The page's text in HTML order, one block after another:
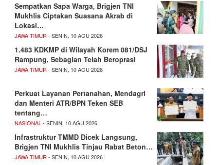
Sempatkan Sapa Warga, Brigjen TNI
Mukhlis Ciptakan Suasana Akrab di
Lokasi…
JAWA TIMUR- SENIN, 10 AGU 2026
1.483 KDKMP di Wilayah Korem 081/DSJ
Rampung, Sebagian Telah Beroprasi
JAWA TIMUR- SENIN, 10 AGU 2026
Perkuat Layanan Pertanahan, Mendagri
dan Menteri ATR/BPN Teken SEB
tentang…
NASIONAL- SENIN, 10 AGU 2026
Infrastruktur TMMD Dicek Langsung,
Brigjen TNI Mukhlis Tinjau Rabat Beton…
JAWA TIMUR- SENIN, 10 AGU 2026